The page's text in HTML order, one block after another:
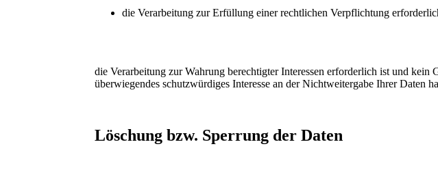
die Verarbeitung zur Erfüllung einer rechtlichen Verpflichtung
die Verarbeitung zur Wahrung berechtigter Interessen erforderlich ist und kein
überwiegendes schutzwürdiges Interesse an der Nichtweitergabe Ihrer Daten
Löschung bzw. Sperrung der Daten